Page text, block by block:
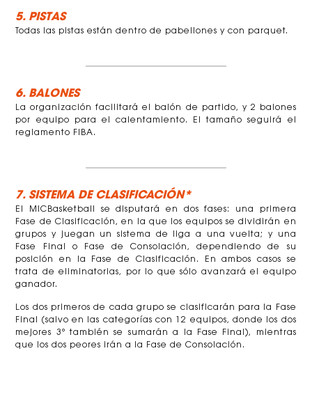
5. PISTAS
Todas las pistas están dentro de pabellones y con parquet.
6. BALONES
La organización facilitará el balón de partido, y 2 balones
por equipo para el calentamiento. El tamaño seguirá el
reglamento FIBA.
7. SISTEMA DE CLASIFICACIÓN*
El MICBasketball se disputará en dos fases: una primera
Fase de Clasificación, en la que los equipos se dividirán en
grupos y juegan un sistema de liga a una vuelta; y una
Fase Final o Fase de Consolación, dependiendo de su
posición en la Fase de Clasificación. En ambos casos se
trata de eliminatorias, por lo que sólo avanzará el equipo
ganador.
Los dos primeros de cada grupo se clasificarán para la Fase
Final (salvo en las categorías con 12 equipos, donde los dos
mejores 3º también se sumarán a la Fase Final), mientras
que los dos peores irán a la Fase de Consolación.